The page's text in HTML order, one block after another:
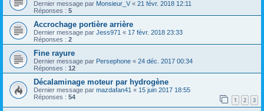
Dernier message par Monsieur_V « 21 févr. 2018 12:11
Réponses : 5
Accrochage portière arrière
Dernier message par Jess971 « 17 févr. 2018 23:33
Réponses : 2
Fine rayure
Dernier message par Persephone « 24 déc. 2017 00:34
Réponses : 12
Décalaminage moteur par hydrogène
Dernier message par mazdafan41 « 15 juin 2017 18:55
Réponses : 54 1 2 3